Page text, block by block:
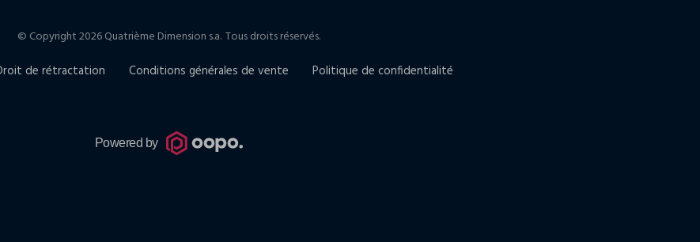
© Copyright 2026 Quatrième Dimension s.a. Tous droits réservés.
de rétractation Conditions générales de vente Politique de confidentialité
Powered by